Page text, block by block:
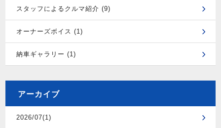
スタッフによるクルマ紹介 (9)
オーナーズボイス (1)
納車ギャラリー (1)
アーカイブ
2026/07(1)